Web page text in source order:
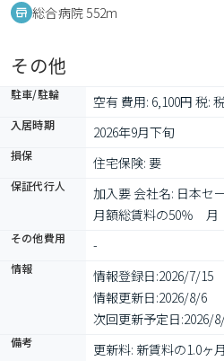
総合病院 552m
その他
駐車/駐輪 空有 費用: 6,100円 税:
入居時期 2026年9月下旬
損保 住宅保険: 要
保証代行人
加入要 会社名: 日本セ
月額総賃料の50％　月
その他費用 -
情報 情報登録日:2026/7/15
情報更新日:2026/8/6
次回更新予定日:2026/
備考
更新料: 新賃料の1.0ヶ